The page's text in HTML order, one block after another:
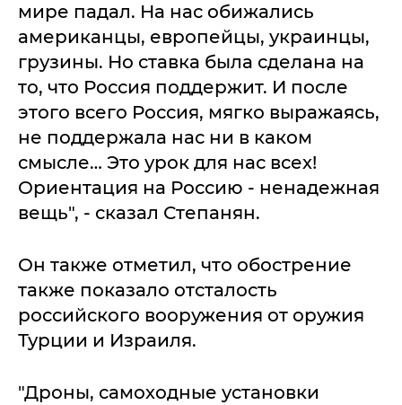
мире падал. На нас обижались
американцы, европейцы, украинцы,
грузины. Но ставка была сделана на
то, что Россия поддержит. И после
этого всего Россия, мягко выражаясь,
не поддержала нас ни в каком
смысле… Это урок для нас всех!
Ориентация на Россию - ненадежная
вещь", - сказал Степанян.
Он также отметил, что обострение
также показало отсталость
российского вооружения от оружия
Турции и Израиля.
"Дроны, самоходные установки